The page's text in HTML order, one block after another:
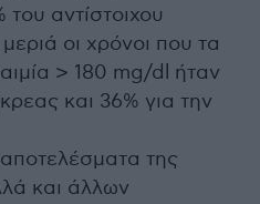
αντίστοιχου
οι χρόνοι που τα
> 180 mg/dl ήταν
και 36% για την
της
και άλλων